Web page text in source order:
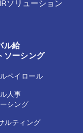
ソリューション
ル給
ソーシング
ペイロール
人事
シング
ルティング